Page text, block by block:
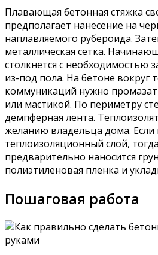
Плавающая бетонная стяжка
предполагает нанесение на
наплавляемого рубероида.
металлическая сетка.
столкнется с необходимостью
из-под пола. На бетоне вокруг
коммуникаций нужно
или мастикой. По периметру
демпферная лента.
желанию владельца дома. Если
теплоизоляционный слой,
предварительно наносится
полиэтиленовая пленка и
Пошаговая работа